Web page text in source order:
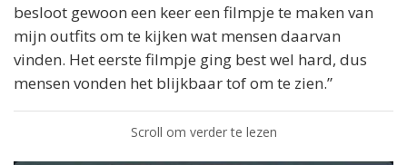
besloot gewoon een keer een filmpje te maken van
mijn outfits om te kijken wat mensen daarvan
vinden. Het eerste filmpje ging best wel hard, dus
mensen vonden het blijkbaar tof om te zien.”
Scroll om verder te lezen